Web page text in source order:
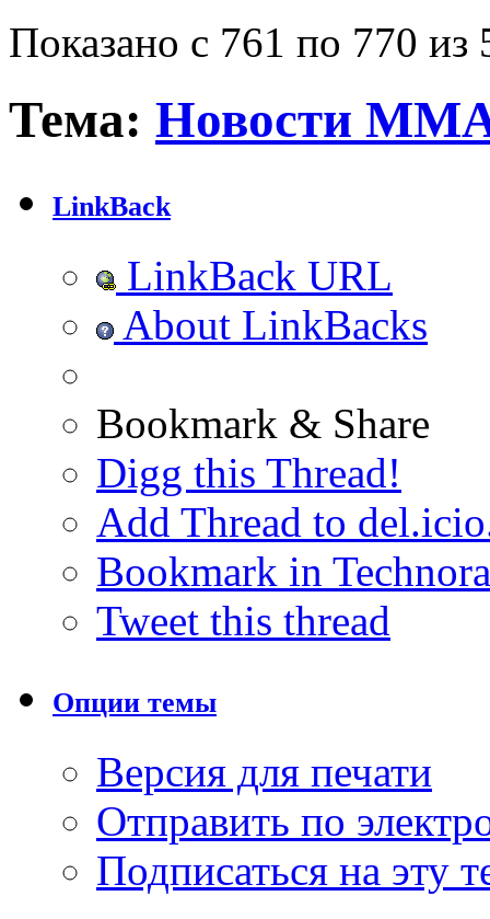
Показано с 761 по 770 из
Тема: Новости
LinkBack
LinkBack URL
About LinkBacks
Bookmark & Share
Digg this Thread!
Add Thread to
Bookmark in
Tweet this thread
Опции темы
Версия для печати
Отправить по
Подписаться на эту